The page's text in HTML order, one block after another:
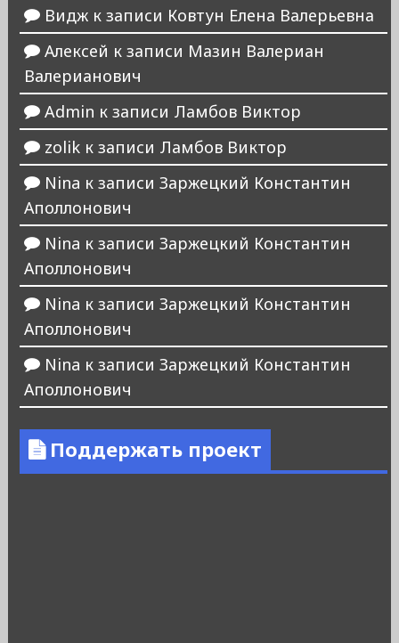
Виджк записи Ковтун Елена Валерьевна
Алексей к записи Мазин Валериан
Валерианович
Admin к записи Ламбов Виктор
zolikк записи Ламбов Виктор
Nina к записи Заржецкий Константин
Аполлонович
Nina к записи Заржецкий Константин
Аполлонович
Nina к записи Заржецкий Константин
Аполлонович
Nina к записи Заржецкий Константин
Аполлонович
Поддержать проект